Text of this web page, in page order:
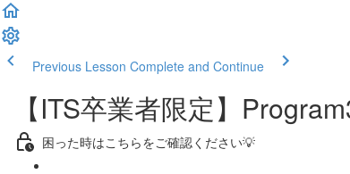
Previous Lesson Complete and Continue
【ITS卒業者限定】
困った時はこちらをご確認ください💡